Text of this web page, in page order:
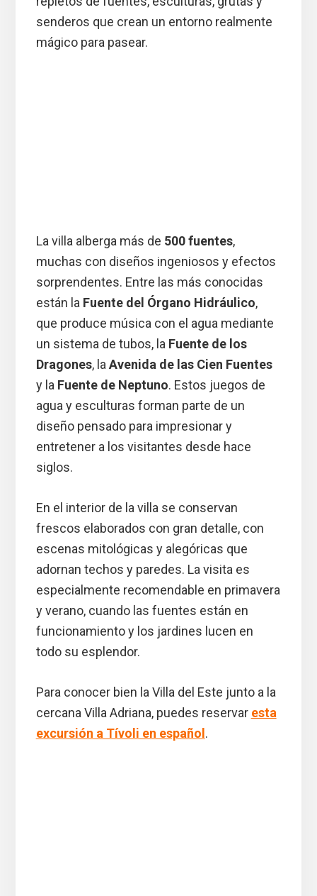
senderos que crean un entorno realmente
mágico para pasear.
La villa alberga más de 500 fuentes,
muchas con diseños ingeniosos y efectos
sorprendentes. Entre las más conocidas
están la Fuente del Órgano Hidráulico,
que produce música con el agua mediante
un sistema de tubos, la Fuente de los
Dragones, la Avenida de las Cien Fuentes
y la Fuente de Neptuno. Estos juegos de
agua y esculturas forman parte de un
diseño pensado para impresionar y
entretener a los visitantes desde hace
siglos.
En el interior de la villa se conservan
frescos elaborados con gran detalle, con
escenas mitológicas y alegóricas que
adornan techos y paredes. La visita es
especialmente recomendable en primavera
y verano, cuando las fuentes están en
funcionamiento y los jardines lucen en
todo su esplendor.
Para conocer bien la Villa del Este junto a la
cercana Villa Adriana, puedes reservar esta
excursión a Tívoli en español.